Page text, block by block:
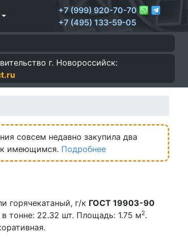
+7 (999) 920-70-70
+7 (495) 133-59-05
г. Новороссийск:
совсем недавно закупила два
к имеющимся. Подробнее
горячекатаный, г/к ГОСТ 19903-90
тонне: 22.32 шт. Площадь: 1.75 м2.